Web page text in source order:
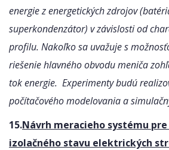
energie z energetických zdrojov
superkondenzátor) v závislosti od
profilu. Nakoľko sa uvažuje s
riešenie hlavného obvodu meniča
tok energie. Experimenty budú
počítačového modelovania a
15.Návrh meracieho systému
izolačného stavu elektrických